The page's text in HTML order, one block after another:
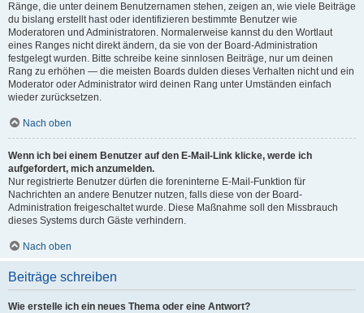
Ränge, die unter deinem Benutzernamen stehen, zeigen an, wie viele Beiträge
du bislang erstellt hast oder identifizieren bestimmte Benutzer wie
Moderatoren und Administratoren. Normalerweise kannst du den Wortlaut
eines Ranges nicht direkt ändern, da sie von der Board-Administration
festgelegt wurden. Bitte schreibe keine sinnlosen Beiträge, nur um deinen
Rang zu erhöhen — die meisten Boards dulden dieses Verhalten nicht und ein
Moderator oder Administrator wird deinen Rang unter Umständen einfach
wieder zurücksetzen.
Nach oben
Wenn ich bei einem Benutzer auf den E-Mail-Link klicke, werde ich
aufgefordert, mich anzumelden.
Nur registrierte Benutzer dürfen die foreninterne E-Mail-Funktion für
Nachrichten an andere Benutzer nutzen, falls diese von der Board-
Administration freigeschaltet wurde. Diese Maßnahme soll den Missbrauch
dieses Systems durch Gäste verhindern.
Nach oben
Beiträge schreiben
Wie erstelle ich ein neues Thema oder eine Antwort?